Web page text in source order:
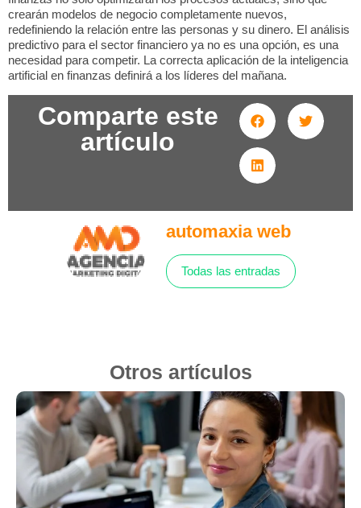
crearán modelos de negocio completamente nuevos,
redefiniendo la relación entre las personas y su dinero. El análisis
predictivo para el sector financiero ya no es una opción, es una
necesidad para competir. La correcta aplicación de la inteligencia
artificial en finanzas definirá a los líderes del mañana.
Comparte este
artículo
automaxia web
Todas las entradas
Otros artículos